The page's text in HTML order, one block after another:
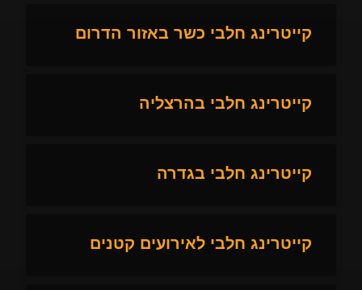
קייטרינג חלבי כשר באזור הדרום
קייטרינג חלבי בהרצליה
קייטרינג חלבי בגדרה
קייטרינג חלבי לאירועים קטנים